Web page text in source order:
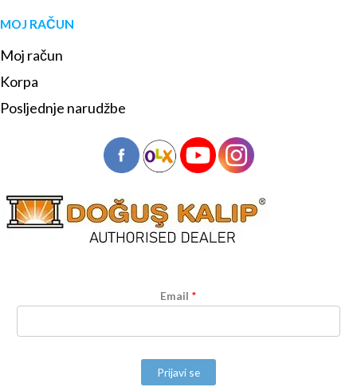
MOJ RAČUN
Moj račun
Korpa
Posljednje narudžbe
Email *
Prijavi se